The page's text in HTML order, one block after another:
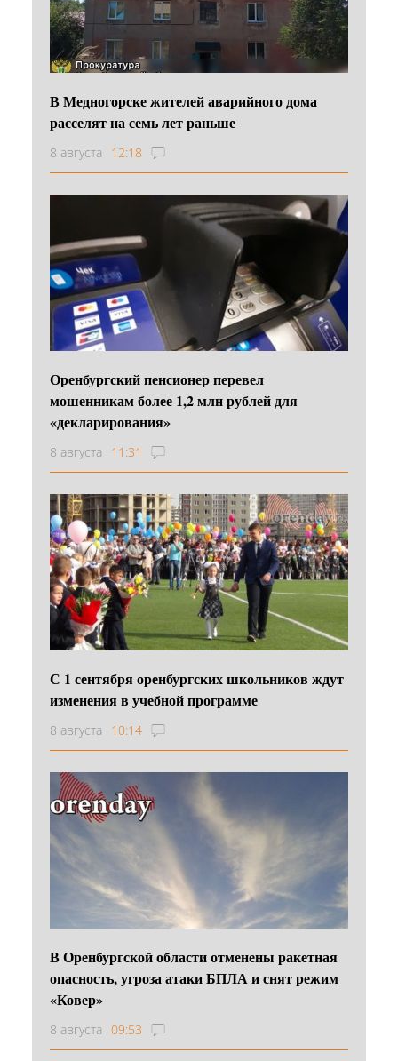
В Медногорске жителей аварийного дома
расселят на семь лет раньше
8 августа 12:18
Оренбургский пенсионер перевел
мошенникам более 1,2 млн рублей для
«декларирования»
8 августа 11:31
С 1 сентября оренбургских школьников ждут
изменения в учебной программе
8 августа 10:14
В Оренбургской области отменены ракетная
опасность, угроза атаки БПЛА и снят режим
«Ковер»
8 августа 09:53